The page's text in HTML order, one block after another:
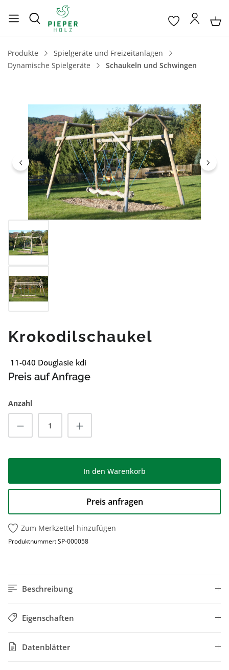
Produkte
Spielgeräte und Freizeitanlagen
Dynamische Spielgeräte
Schaukeln und Schwingen
Bildergalerie überspringen
Krokodilschaukel
11-040 Douglasie kdi
Preis auf Anfrage
Anzahl
Produkt Anzahl: Gib den gewünschten
In den Warenkorb
Preis anfragen
Zum Merkzettel hinzufügen
Produktnummer:SP-000058
Beschreibung
Eigenschaften
Datenblätter